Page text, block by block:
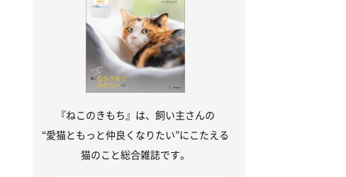
『ねこのきもち』は、飼い主さんの
“愛猫ともっと仲良くなりたい”にこたえる
猫のこと総合雑誌です。